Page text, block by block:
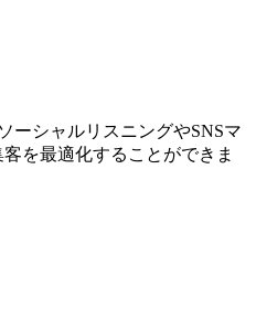
ーシャルリスニングやSNSマ
を最適化することができま